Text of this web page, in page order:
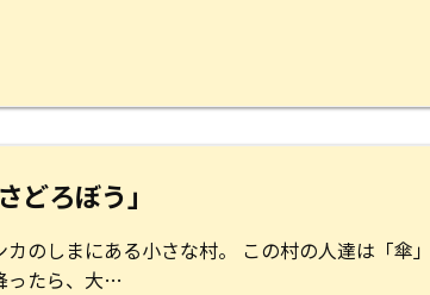
どろぼう」
のしまにある小さな村。 この村の人達は「傘」
ったら、大…